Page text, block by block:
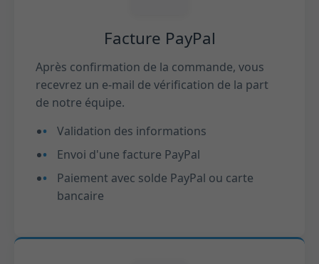
Facture PayPal
Après confirmation de la commande, vous
recevrez un e-mail de vérification de la part
de notre équipe.
Validation des informations
Envoi d'une facture PayPal
Paiement avec solde PayPal ou carte
bancaire